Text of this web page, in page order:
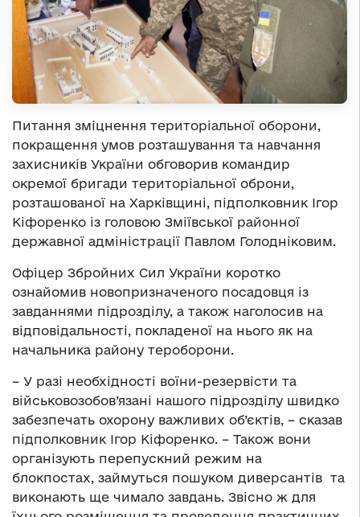
Питання зміцнення територіальної оборони,
покращення умов розташування та навчання
захисників України обговорив командир
окремої бригади територіальної оброни,
розташованої на Харківщині, підполковник Ігор
Кіфоренко із головою Зміївської районної
державної адміністрації Павлом Голодніковим.
Офіцер Збройних Сил України коротко
ознайомив новопризначеного посадовця із
завданнями підрозділу, а також наголосив на
відповідальності, покладеної на нього як на
начальника району тероборони.
– У разі необхідності воїни-резервісти та
військовозобов’язані нашого підрозділу швидко
забезпечать охорону важливих об’єктів, – сказав
підполковник Ігор Кіфоренко. – Також вони
організують перепускний режим на
блокпостах, займуться пошуком диверсантів та
виконають ще чимало завдань. Звісно ж для